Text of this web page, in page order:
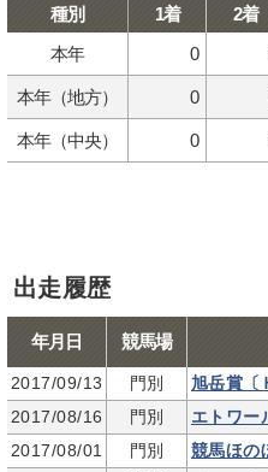
種別 1着 2着
本年
0
本年（地方） 0
本年（中央） 0
出走履歴
年月日 競馬場
2017/09/13 門別 旭岳賞〔
2017/08/16
門別 エトワー
2017/08/01
門別 競馬ほの